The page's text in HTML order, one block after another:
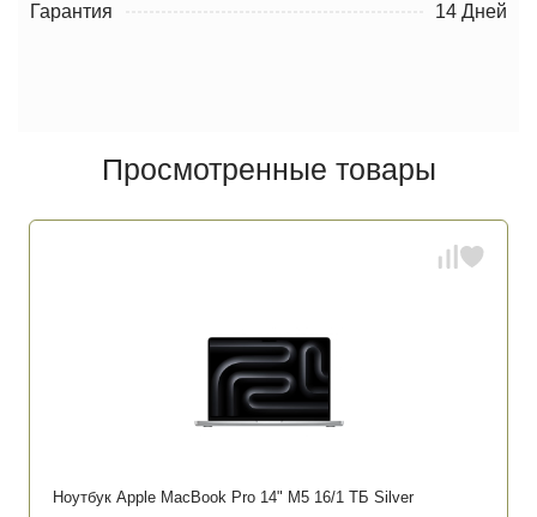
Гарантия 14 Дней
Просмотренные товары
Ноутбук Apple MacBook Pro 14" M5 16/1 ТБ Silver